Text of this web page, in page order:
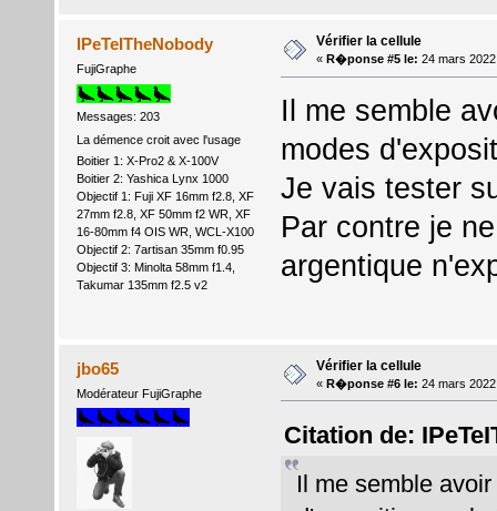
IPeTeITheNobody
FujiGraphe
Messages: 203
La démence croit avec l'usage
Boitier 1: X-Pro2 & X-100V
Boitier 2: Yashica Lynx 1000
Objectif 1: Fuji XF 16mm f2.8, XF
27mm f2.8, XF 50mm f2 WR, XF
16-80mm f4 OIS WR, WCL-X100
Objectif 2: 7artisan 35mm f0.95
Objectif 3: Minolta 58mm f1.4,
Takumar 135mm f2.5 v2
Vérifier la cellule
« R�ponse #5 le: 24 mars
Il me semble
modes
Je vais tester
Par contre je
argentique
jbo65
Modérateur FujiGraphe
Vérifier la cellule
« R�ponse #6 le: 24 mars
Citation de:
Il me semble